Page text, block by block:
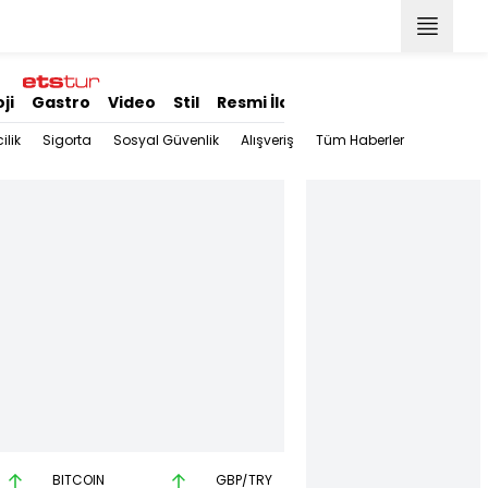
Gastro Video Stil Resmi İlanlar
Sigorta Sosyal Güvenlik Alışveriş Tüm Haberler
BITCOIN GBP/TRY